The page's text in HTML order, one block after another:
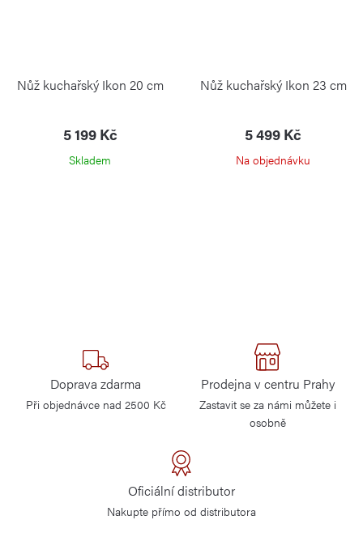
Nůž kuchařský Ikon 20 cm
5 199 Kč
Skladem
Nůž kuchařský Ikon 23 cm
5 499 Kč
Na objednávku
Doprava zdarma
Při objednávce nad 2500 Kč
Prodejna v centru Prahy
Zastavit se za námi můžete i
osobně
Oficiální distributor
Nakupte přímo od distributora